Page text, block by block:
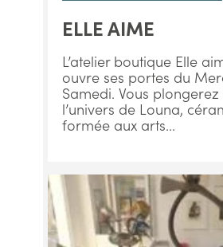
ELLE AIME
L’atelier boutique Elle
ouvre ses portes du
Samedi. Vous
l’univers de Louna,
formée aux arts...